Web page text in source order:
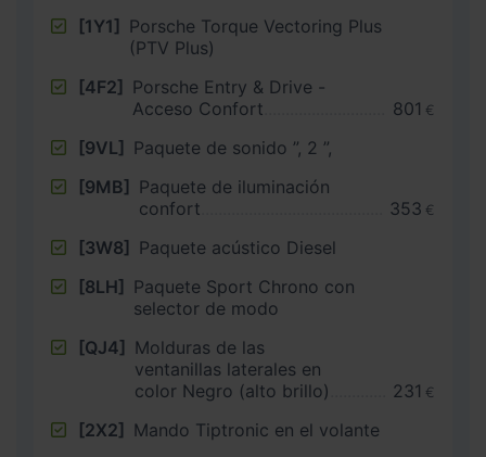
[1Y1] Porsche Torque Vectoring Plus
(PTV Plus)
[4F2] Porsche Entry & Drive -
Acceso Confort
801 €
[9VL]
Paquete de sonido ”, 2 ”,
[9MB] Paquete de iluminación
confort
353 €
[3W8] Paquete acústico Diesel
[8LH] Paquete Sport Chrono con
selector de modo
[QJ4] Molduras de las
ventanillas laterales en
color Negro (alto brillo)
231 €
[2X2] Mando Tiptronic en el volante